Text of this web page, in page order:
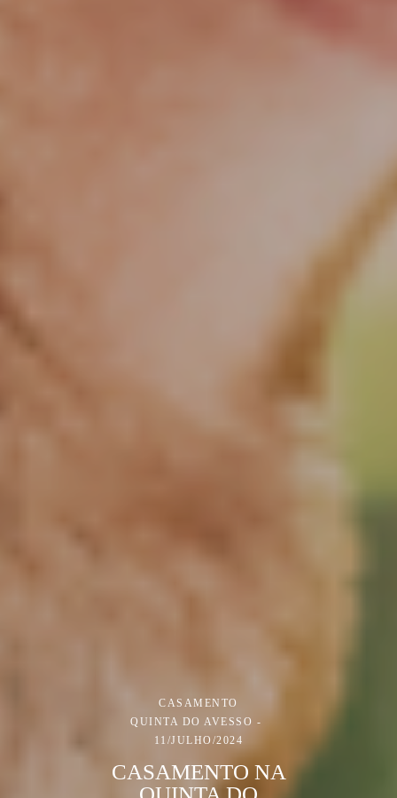
CASAMENTO
QUINTA DO AVESSO
11/JULHO/2024
CASAMENTO NA